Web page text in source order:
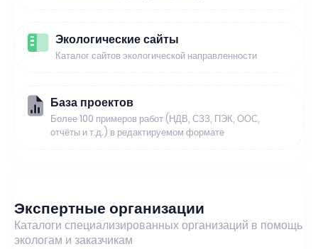
Экологические сайты
Каталог сайтов экологической направленности
База проектов
Более 100 примеров работ (НДВ, СЗЗ, ПЭК, ООС,
отчёты и т.д.) в редактируемом формате
Экспертные организации
Каталоги специализированных организаций в помощь
экологам и заказчикам